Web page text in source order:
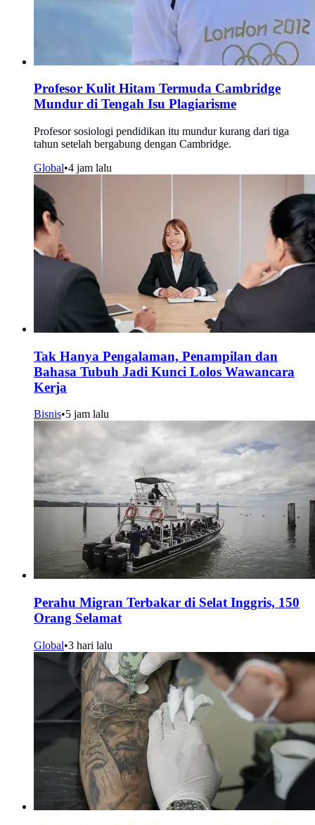
Profesor Kulit Hitam Termuda Cambridge
Mundur di Tengah Isu Plagiarisme
Profesor sosiologi pendidikan itu mundur kurang dari tiga
tahun setelah bergabung dengan Cambridge.
Global•4 jam lalu
Tak Hanya Pengalaman, Penampilan dan
Bahasa Tubuh Jadi Kunci Lolos Wawancara
Kerja
Bisnis•5 jam lalu
Perahu Migran Terbakar di Selat Inggris, 150
Orang Selamat
Global•3 hari lalu